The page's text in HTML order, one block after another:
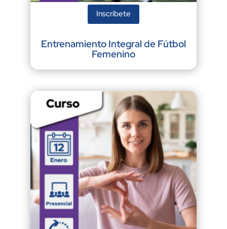
Inscríbete
Entrenamiento Integral de Fútbol
Femenino